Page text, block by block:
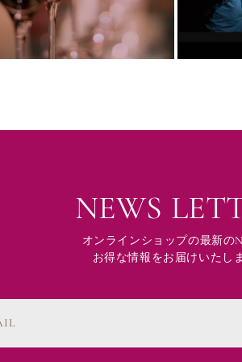
NEWS
オンラインショップの最新の
お得な情報をお届けいたし